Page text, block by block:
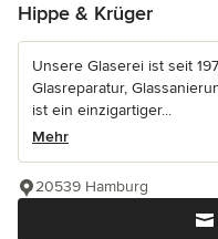
Hippe & Krüger
Unsere Glaserei ist seit
Glasreparatur,
ist ein einzigartiger...
Mehr
20539 Hamburg